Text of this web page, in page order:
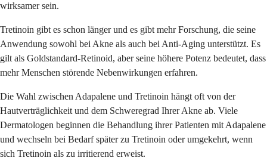
wirksamer sein.
Tretinoin gibt es schon länger und es gibt mehr Forschung, die seine
Anwendung sowohl bei Akne als auch bei Anti-Aging unterstützt. Es
gilt als Goldstandard-Retinoid, aber seine höhere Potenz bedeutet, dass
mehr Menschen störende Nebenwirkungen erfahren.
Die Wahl zwischen Adapalene und Tretinoin hängt oft von der
Hautverträglichkeit und dem Schweregrad Ihrer Akne ab. Viele
Dermatologen beginnen die Behandlung ihrer Patienten mit Adapalene
und wechseln bei Bedarf später zu Tretinoin oder umgekehrt, wenn
sich Tretinoin als zu irritierend erweist.